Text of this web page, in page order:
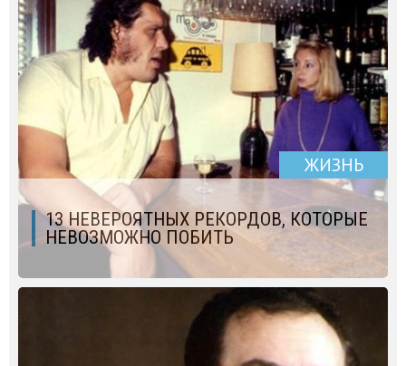
ЖИЗНЬ
13 НЕВЕРОЯТНЫХ РЕКОРДОВ, КОТОРЫЕ
НЕВОЗМОЖНО ПОБИТЬ